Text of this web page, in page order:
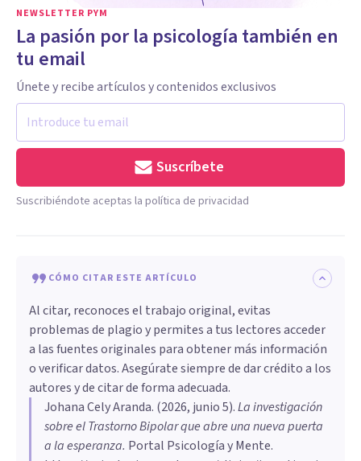
NEWSLETTER PYM
La pasión por la psicología también en
tu email
Únete y recibe artículos y contenidos exclusivos
Suscríbete
Suscribiéndote aceptas la política de privacidad
CÓMO CITAR ESTE ARTÍCULO
Al citar, reconoces el trabajo original, evitas
problemas de plagio y permites a tus lectores acceder
a las fuentes originales para obtener más información
o verificar datos. Asegúrate siempre de dar crédito a los
autores y de citar de forma adecuada.
Johana Cely Aranda. (2026, junio 5).La investigación
sobre el Trastorno Bipolar que abre una nueva puerta
a la esperanza. Portal Psicología y Mente.